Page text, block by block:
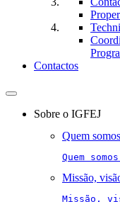
Contactos
Toggle
navigationSobre o IGFEJ
Quem somos
Quem
Missão,
Missão,